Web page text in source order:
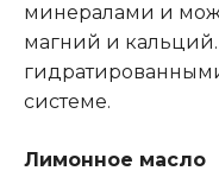
минералами и
магний и
системе.
Лимонное масло